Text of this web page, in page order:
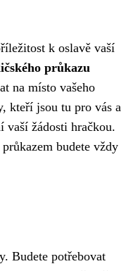
k oslavě vaší
průkazu
na místo vašeho
kteří jsou tu pro vás a
vaší žádosti hračkou.
budete vždy
Budete potřebovat